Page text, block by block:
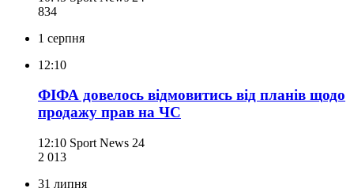
834
1 серпня
12:10
ФІФА довелось відмовитись від планів щодо
продажу прав на ЧС
12:10 Sport News 24
2 013
31 липня